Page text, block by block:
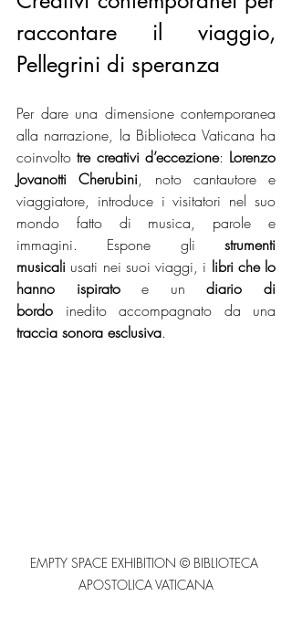
raccontare il viaggio,
Pellegrini di speranza
Per dare una dimensione contemporanea
alla narrazione, la Biblioteca Vaticana ha
coinvolto tre creativi d’eccezione: Lorenzo
Jovanotti Cherubini, noto cantautore e
viaggiatore, introduce i visitatori nel suo
mondo fatto di musica, parole e
immagini. Espone gli strumenti
musicali usati nei suoi viaggi, i libri che lo
hanno ispirato e un diario di
bordo
traccia sonora esclusiva.
EMPTY SPACE EXHIBITION © BIBLIOTECA
APOSTOLICA VATICANA